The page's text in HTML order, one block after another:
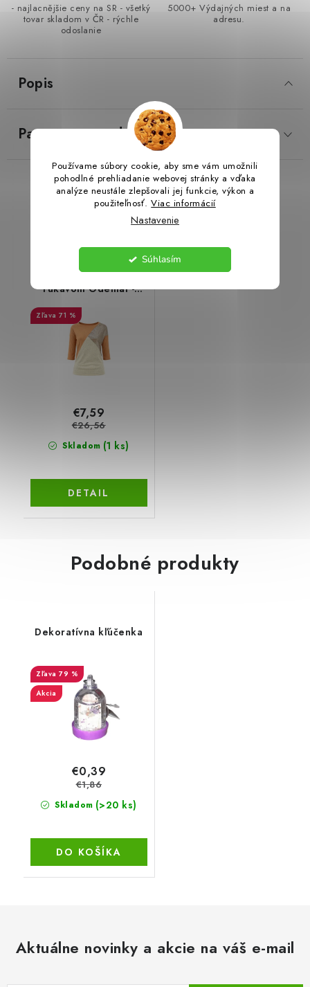
Používame súbory cookie, aby sme vám umožnili
pohodlné prehliadanie webovej stránky a vďaka
analýze neustále zlepšovali jej funkcie, výkon a
použiteľnosť.Viac informácií
Nastavenie
Súhlasím
LETNÝ VÝPREDAJ
LacnoBlog
Vratky a Reklamácie
Obchodné podmienky
Ochrana osobných údajov
Ako odstúpiť od kúpnej zmluvy
- najlacnějšie ceny na SR - všetký
tovar skladom v ČR - rýchle
odoslanie
5000+ Výdajných miest a na
adresu.
Popis
Parametre produktu
Súvisiaci tovar
Dámske tričko s 3/4
rukávom Odemai -
flitrami
71 %
Skladom (1 ks)
€7,59
€26,56
DETAIL
Podobné produkty
Dekoratívna kľúčenka
79 %
Akcia
Skladom (>20 ks)
€0,39
€1,86
DO KOŠÍKA
Aktuálne novinky a akcie na váš e-mail